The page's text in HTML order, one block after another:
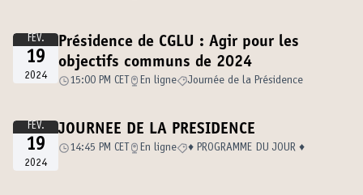
FÉV.
19
2024
Présidence de CGLU : Agir pour les
objectifs communs de 2024
15:00 PM CET En ligne Journée de la Présidence
FÉV.
19
2024
JOURNEE DE LA PRESIDENCE
14:45 PM CET En ligne ♦️ PROGRAMME DU JOUR ♦️